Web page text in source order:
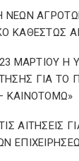
ΝΕΩΝ
ΚΑΘΕΣΤΩΣ
23 ΜΑΡΤΙΟΥ
ΓΙΑ ΤΟ
ΚΑΙΝΟΤΟΜΩ»
ΑΙΤΗΣΕΙΣ